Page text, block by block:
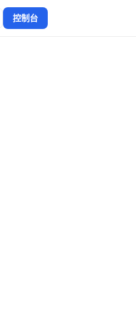
控制台